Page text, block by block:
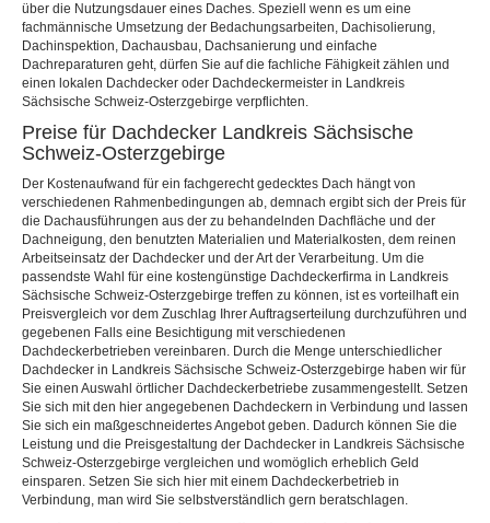
über die Nutzungsdauer eines Daches. Speziell wenn es um eine
fachmännische Umsetzung der Bedachungsarbeiten, Dachisolierung,
Dachinspektion, Dachausbau, Dachsanierung und einfache
Dachreparaturen geht, dürfen Sie auf die fachliche Fähigkeit zählen und
einen lokalen Dachdecker oder Dachdeckermeister in Landkreis
Sächsische Schweiz-Osterzgebirge verpflichten.
Preise für Dachdecker Landkreis Sächsische
Schweiz-Osterzgebirge
Der Kostenaufwand für ein fachgerecht gedecktes Dach hängt von
verschiedenen Rahmenbedingungen ab, demnach ergibt sich der Preis für
die Dachausführungen aus der zu behandelnden Dachfläche und der
Dachneigung, den benutzten Materialien und Materialkosten, dem reinen
Arbeitseinsatz der Dachdecker und der Art der Verarbeitung. Um die
passendste Wahl für eine kostengünstige Dachdeckerfirma in Landkreis
Sächsische Schweiz-Osterzgebirge treffen zu können, ist es vorteilhaft ein
Preisvergleich vor dem Zuschlag Ihrer Auftragserteilung durchzuführen und
gegebenen Falls eine Besichtigung mit verschiedenen
Dachdeckerbetrieben vereinbaren. Durch die Menge unterschiedlicher
Dachdecker in Landkreis Sächsische Schweiz-Osterzgebirge haben wir für
Sie einen Auswahl örtlicher Dachdeckerbetriebe zusammengestellt. Setzen
Sie sich mit den hier angegebenen Dachdeckern in Verbindung und lassen
Sie sich ein maßgeschneidertes Angebot geben. Dadurch können Sie die
Leistung und die Preisgestaltung der Dachdecker in Landkreis Sächsische
Schweiz-Osterzgebirge vergleichen und womöglich erheblich Geld
einsparen. Setzen Sie sich hier mit einem Dachdeckerbetrieb in
Verbindung, man wird Sie selbstverständlich gern beratschlagen.